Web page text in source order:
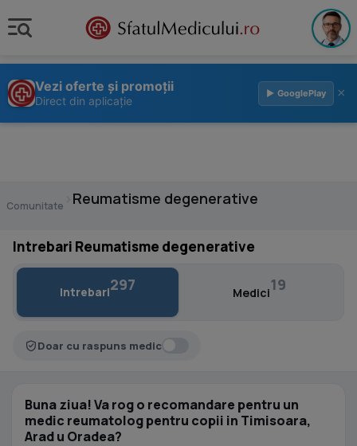
Vezi oferte și promoții
Direct din aplicație
▶ GooglePlay ×
Comunitate Reumatisme degenerative
Intrebari Reumatisme degenerative
Intrebari297 Medici19
Doar cu raspuns medic
Buna ziua! Va rog o recomandare pentru un
medic reumatolog pentru copii in Timisoara,
Arad u Oradea?